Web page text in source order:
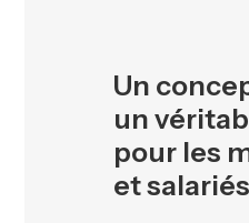
Un
un
pour les
et